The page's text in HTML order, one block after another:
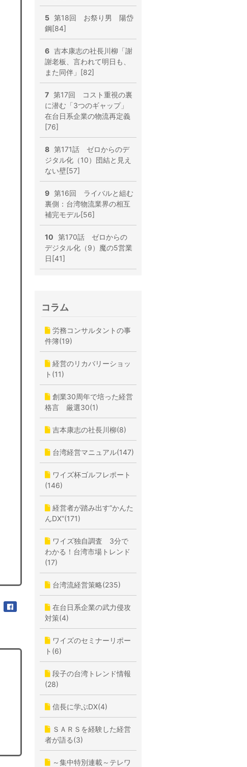
5 第18回 お祭り男 陽岱
鋼[84]
6 吉本康志の社長川柳「謝
謝老板、言われて明日も、
また同伴」[82]
7 第17回 コスト重視の裏
に潜む「3つのギャップ」
在台日系企業の物流再定義
[76]
8 第171話 ゼロからのデ
ジタル化（10）団結と見え
ない壁[57]
9 第16回 ライバルと組む
裏側：台湾物流業界の相互
補完モデル[56]
10 第170話 ゼロからの
デジタル化（9）魔の5営業
日[41]
コラム
労務コンサルタントの事
件簿(19)
経営のリカバリーショッ
ト(11)
創業30周年で培った経営
格言 厳選30(1)
吉本康志の社長川柳(8)
台湾経営マニュアル(147)
ワイズ杯ゴルフレポート
(146)
経営者が踏み出す”かんた
んDX”(171)
ワイズ独自調査 3分で
わかる！台湾市場トレンド
(17)
台湾流経営策略(235)
在台日系企業の武力侵攻
対策(4)
ワイズのセミナーリポー
ト(6)
段子の台湾トレンド情報
(28)
信長に学ぶDX(4)
ＳＡＲＳを経験した経営
者が語る(3)
～集中特別連載～テレワ